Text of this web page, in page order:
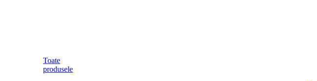
Toate
produsele